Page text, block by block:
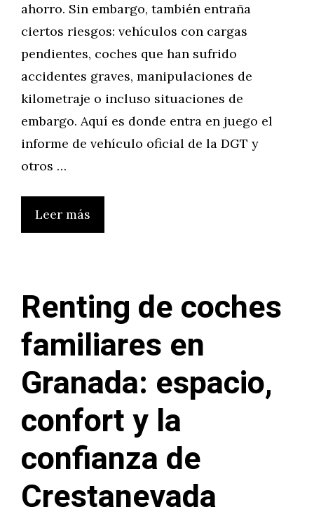
ahorro. Sin embargo, también entraña
ciertos riesgos: vehículos con cargas
pendientes, coches que han sufrido
accidentes graves, manipulaciones de
kilometraje o incluso situaciones de
embargo. Aquí es donde entra en juego el
informe de vehículo oficial de la DGT y
otros …
Leer más
Renting de coches
familiares en
Granada: espacio,
confort y la
confianza de
Crestanevada